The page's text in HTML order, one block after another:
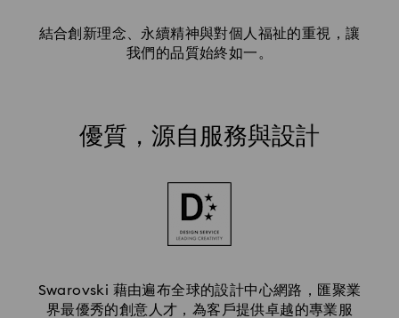
結合創新理念、永續精神與對個人福祉的重視，讓
我們的品質始終如一。
優質，源自服務與設計
Swarovski 藉由遍布全球的設計中心網路，匯聚業
界最優秀的創意人才，為客戶提供卓越的專業服